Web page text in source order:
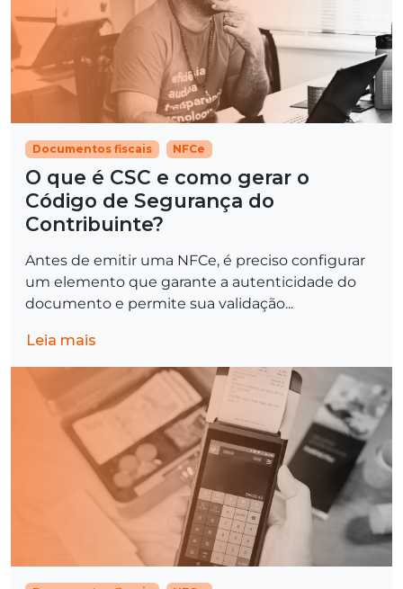
Documentos fiscais NFCe
O que é CSC e como gerar o
Código de Segurança do
Contribuinte?
Antes de emitir uma NFCe, é preciso configurar
um elemento que garante a autenticidade do
documento e permite sua validação...
Leia mais